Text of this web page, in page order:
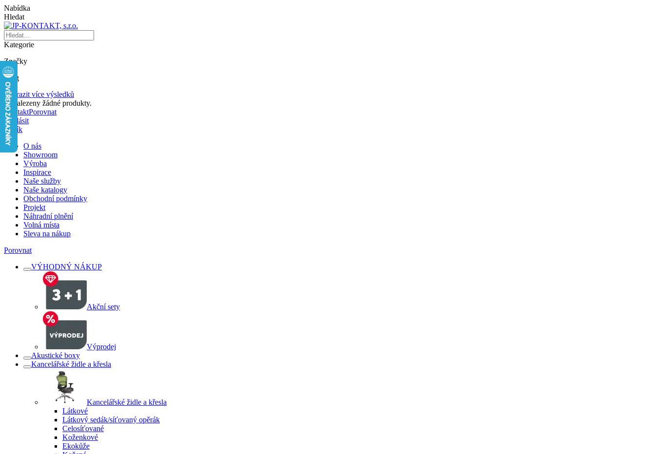
Nabídka
Hledat
Kategorie
Značky
Blog
Zobrazit více výsledků
Nenalezeny žádné produkty.
KontaktPorovnat
Přihlásit
Košík
O nás
Showroom
Výroba
Inspirace
Naše služby
Naše katalogy
Obchodní podmínky
Projekt
Náhradní plnění
Volná místa
Sleva na nákup
Porovnat
VÝHODNÝ NÁKUP
Akční sety
Výprodej
Akustické boxy
Kancelářské židle a křesla
Kancelářské židle a křesla
Látkové
Látkový sedák/síťovaný opěrák
Celosíťované
Koženkové
Ekokůže